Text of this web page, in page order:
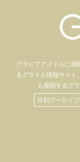
グラビアアイドルに感
るグラドル情報サイト。
も 展開するグ
月別アーカイ